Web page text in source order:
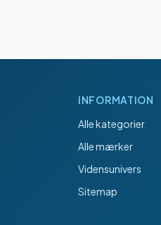
INFORMATION
Alle kategorier
Alle mærker
Vidensunivers
Sitemap